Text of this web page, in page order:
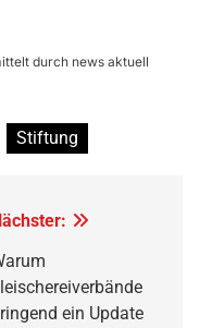
durch news aktuell
Stiftung
ein Update